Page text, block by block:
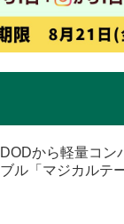
DODから軽量コン
ブル「マジカルテ